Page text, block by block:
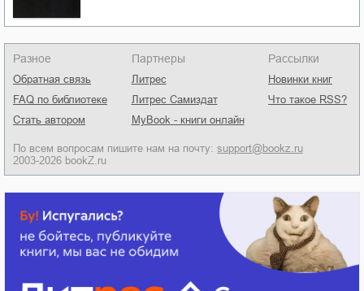
Разное
Обратная связь
FAQ по библиотеке
Стать автором
Партнеры
Литрес
Литрес Самиздат
MyBook - книги онлайн
Рассылки
Новинки книг
Что такое RSS?
По всем вопросам пишите нам на почту: support@bookz.ru
2003-2026 bookZ.ru